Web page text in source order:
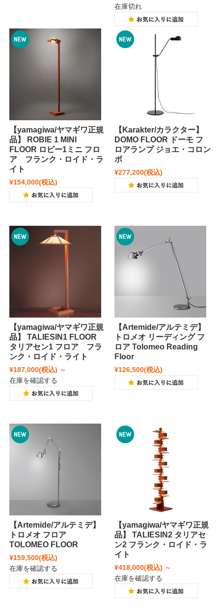
在庫切れ
【yamagiwa/ヤマギワ正規
品】 ROBIE 1 MINI
FLOOR ロビー1ミニ フロ
ア フランク・ロイド・ラ
イト
¥154,000(税込)
【Karakter/カラクター】
DOMO FLOOR ドーモ フ
ロアランプ ジョエ・コロン
ボ
¥277,200(税込)
【yamagiwa/ヤマギワ正規
品】 TALIESIN1 FLOOR
タリアセン1 フロア フラ
ンク・ロイド・ライト
¥187,000(税込) ～
在庫を確認する
【Artemide/アルテミデ】
トロメオ リーディング フ
ロア Tolomeo Reading
Floor
¥126,500(税込)
【Artemide/アルテミデ】
トロメオ フロア
TOLOMEO FLOOR
¥159,500(税込)
在庫を確認する
【yamagiwa/ヤマギワ正規
品】 TALIESIN2 タリアセ
ン2 フランク・ロイド・ラ
イト
¥418,000(税込) ～
在庫を確認する